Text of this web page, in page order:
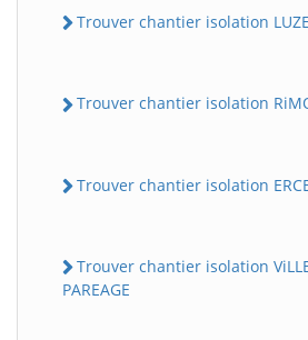
Trouver chantier isolation
Trouver chantier isolation
Trouver chantier isolation
Trouver chantier isolation
PAREAGE